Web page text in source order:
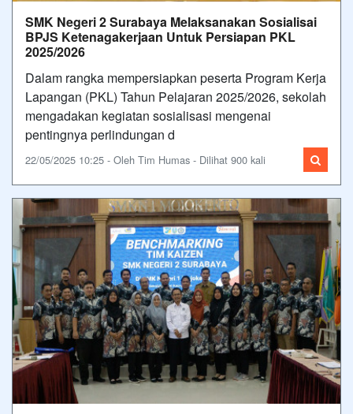
SMK Negeri 2 Surabaya Melaksanakan Sosialisai
BPJS Ketenagakerjaan Untuk Persiapan PKL
2025/2026
Dalam rangka mempersiapkan peserta Program Kerja
Lapangan (PKL) Tahun Pelajaran 2025/2026, sekolah
mengadakan kegiatan sosialisasi mengenai
pentingnya perlindungan d
22/05/2025 10:25 - Oleh Tim Humas - Dilihat 900 kali